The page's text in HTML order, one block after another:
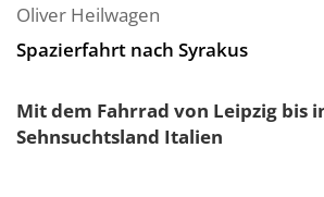
Oliver Heilwagen
Spazierfahrt nach Syrakus
Mit dem Fahrrad von Leipzig bis
Sehnsuchtsland Italien